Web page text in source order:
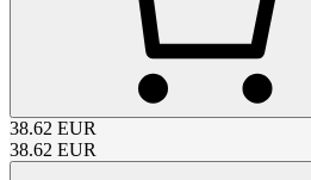
38.62 EUR
38.62 EUR